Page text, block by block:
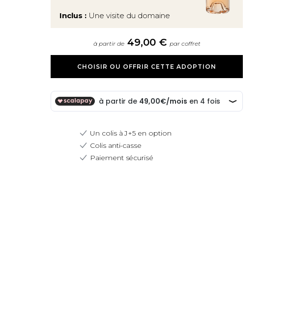
Inclus : Une visite du domaine
à partir de 49,00 €par coffret
CHOISIR OU OFFRIR CETTE ADOPTION
Un colis à J+5 en option
Colis anti-casse
Paiement sécurisé